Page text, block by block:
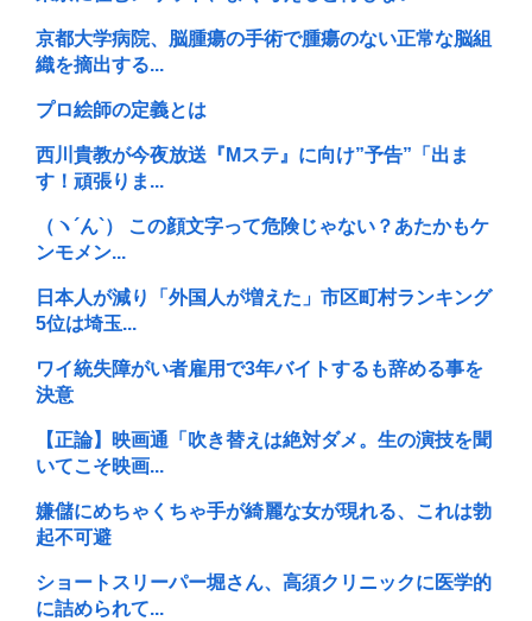
京都大学病院、脳腫瘍の手術で腫瘍のない正常な脳組
織を摘出する...
プロ絵師の定義とは
西川貴教が今夜放送『Mステ』に向け”予告”「出ま
す！頑張りま...
（ヽ´ん`） この顔文字って危険じゃない？あたかもケ
ンモメン...
日本人が減り「外国人が増えた」市区町村ランキング
5位は埼玉...
ワイ統失障がい者雇用で3年バイトするも辞める事を
決意
【正論】映画通「吹き替えは絶対ダメ。生の演技を聞
いてこそ映画...
嫌儲にめちゃくちゃ手が綺麗な女が現れる、これは勃
起不可避
ショートスリーパー堀さん、高須クリニックに医学的
に詰められて...